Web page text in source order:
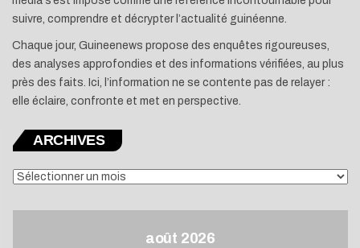
suivre, comprendre et décrypter l’actualité guinéenne.
Chaque jour, Guineenews propose des enquêtes rigoureuses,
des analyses approfondies et des informations vérifiées, au plus
près des faits. Ici, l’information ne se contente pas de relayer :
elle éclaire, confronte et met en perspective.
ARCHIVES
ARCHIVES
août 2026